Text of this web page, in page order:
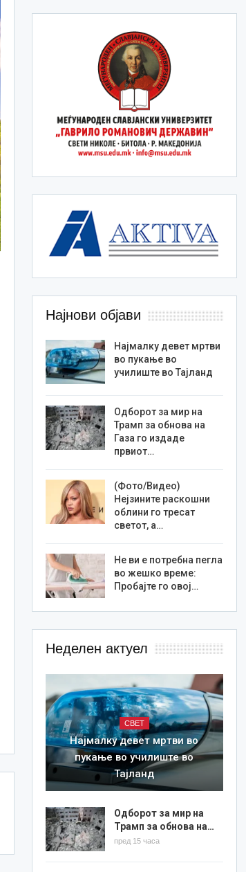
Најнови објави
Најмалку девет мртви
во пукање во
училиште во Тајланд
Одборот за мир на
Трамп за обнова на
Газа го издаде
првиот…
(Фото/Видео)
Нејзините раскошни
облини го тресат
светот, а…
Не ви е потребна пегла
во жешко време:
Пробајте го овој…
Неделен актуел
СВЕТ
Најмалку девет мртви во
пукање во училиште во
Тајланд
Одборот за мир на
Трамп за обнова на…
пред 15 часа